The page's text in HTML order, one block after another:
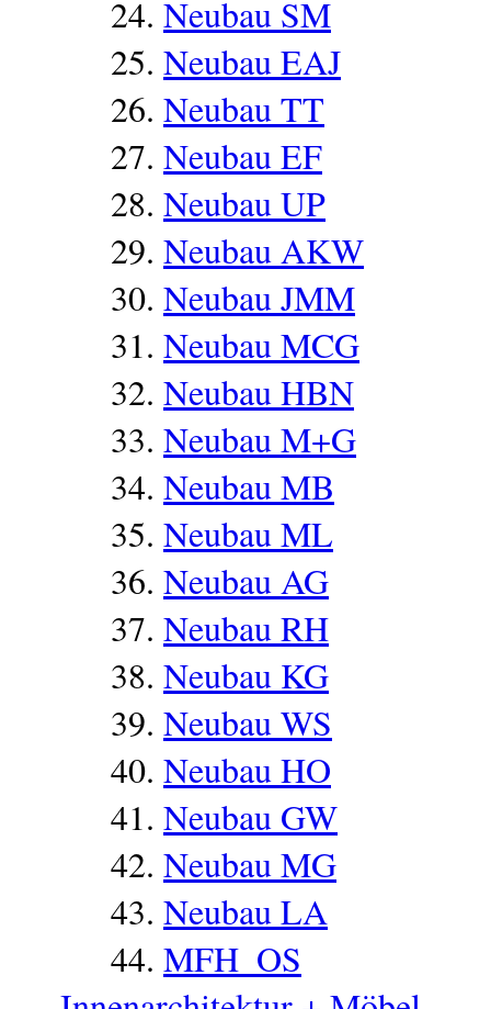
Neubau SM
Neubau EAJ
Neubau TT
Neubau EF
Neubau UP
Neubau AKW
Neubau JMM
Neubau MCG
Neubau HBN
Neubau M+G
Neubau MB
Neubau ML
Neubau AG
Neubau RH
Neubau KG
Neubau WS
Neubau HO
Neubau GW
Neubau MG
Neubau LA
MFH_OS